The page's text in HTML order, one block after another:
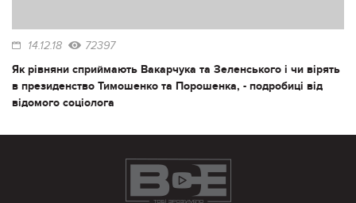
14.12.18 72397
Як рівняни сприймають Вакарчука та Зеленського і чи вірять
в президенство Тимошенко та Порошенка, - подробиці від
відомого соціолога